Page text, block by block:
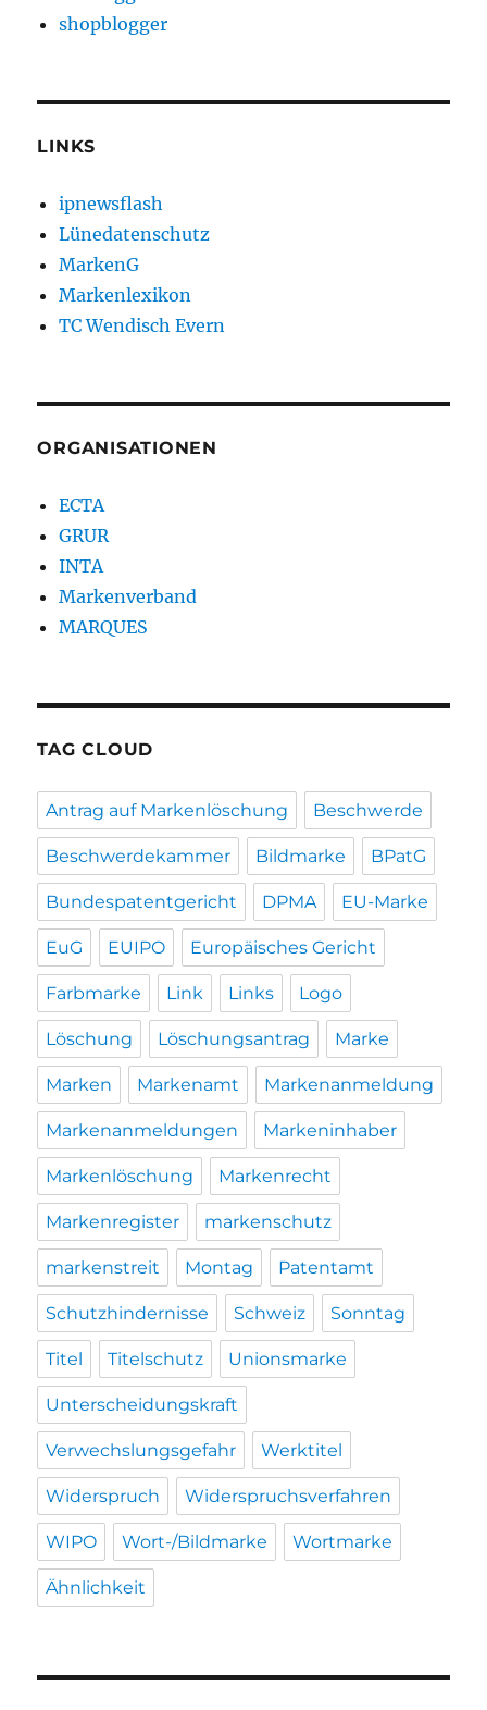
shopblogger
LINKS
ipnewsflash
Lünedatenschutz
MarkenG
Markenlexikon
TC Wendisch Evern
ORGANISATIONEN
ECTA
GRUR
INTA
Markenverband
MARQUES
TAG CLOUD
Antrag auf Markenlöschung Beschwerde
Beschwerdekammer Bildmarke BPatG
Bundespatentgericht DPMA EU-Marke
EuG EUIPO Europäisches Gericht
Farbmarke Link Links Logo
Löschung Löschungsantrag Marke
Marken Markenamt Markenanmeldung
Markenanmeldungen Markeninhaber
Markenlöschung Markenrecht
Markenregister markenschutz
markenstreit Montag Patentamt
Schutzhindernisse Schweiz Sonntag
Titel Titelschutz Unionsmarke
Unterscheidungskraft
Verwechslungsgefahr Werktitel
Widerspruch Widerspruchsverfahren
WIPO Wort-/Bildmarke Wortmarke
Ähnlichkeit